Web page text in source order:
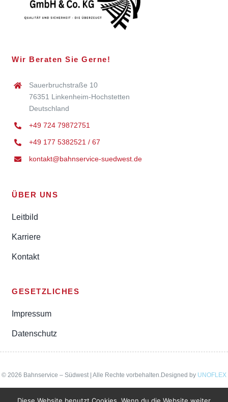
Wir Beraten Sie Gerne!
Sauerbruchstraße 10
76351 Linkenheim-Hochstetten
Deutschland
+49 724 79872751
+49 177 5382521 / 67
kontakt@bahnservice-suedwest.de
ÜBER UNS
Leitbild
Karriere
Kontakt
GESETZLICHES
Impressum
Datenschutz
© 2026 Bahnservice – Südwest | Alle Rechte vorbehalten.Designed by UNOFLEX